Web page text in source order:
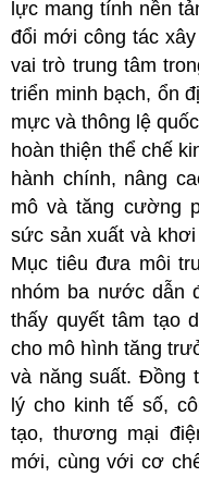
lực mang tính nền
đổi mới công tác
vai trò trung tâm
triển minh bạch, ổn
mực và thông lệ
hoàn thiện thể chế
hành chính, nâng
mô và tăng cường
sức sản xuất và
Mục tiêu đưa môi
nhóm ba nước dẫn
thấy quyết tâm tạo
cho mô hình tăng
và năng suất. Đồng
lý cho kinh tế số,
tạo, thương mại
mới, cùng với cơ